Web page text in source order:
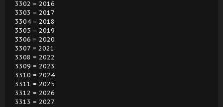
3302 = 2016
3303 = 2017
3304 = 2018
3305 = 2019
3306 = 2020
3307 = 2021
3308 = 2022
3309 = 2023
3310 = 2024
3311 = 2025
3312 = 2026
3313 = 2027